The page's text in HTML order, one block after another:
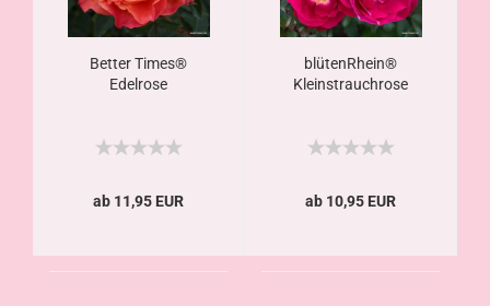
Better Times®
Edelrose
ab 11,95 EUR
blütenRhein®
Kleinstrauchrose
ab 10,95 EUR